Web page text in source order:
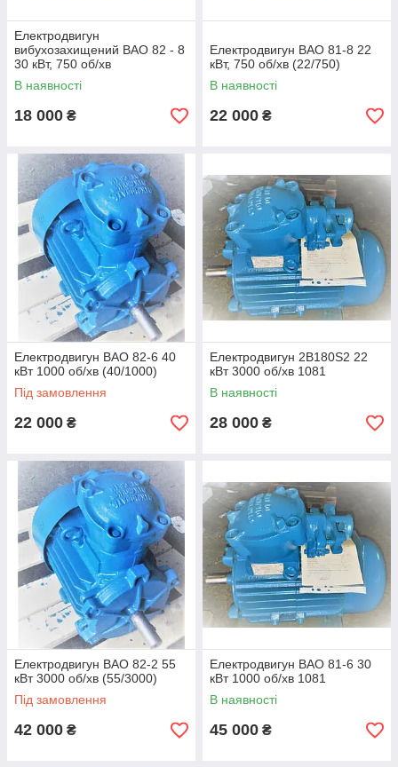
Електродвигун
вибухозахищений ВАО 82 - 8
30 кВт, 750 об/хв
В наявності
18 000 ₴
Електродвигун ВАО 81-8 22
кВт, 750 об/хв (22/750)
В наявності
22 000 ₴
Електродвигун ВАО 82-6 40
кВт 1000 об/хв (40/1000)
Під замовлення
22 000 ₴
Електродвигун 2В180Ѕ2 22
кВт 3000 об/хв 1081
В наявності
28 000 ₴
Електродвигун ВАО 82-2 55
кВт 3000 об/хв (55/3000)
Під замовлення
42 000 ₴
Електродвигун ВАО 81-6 30
кВт 1000 об/хв 1081
В наявності
45 000 ₴